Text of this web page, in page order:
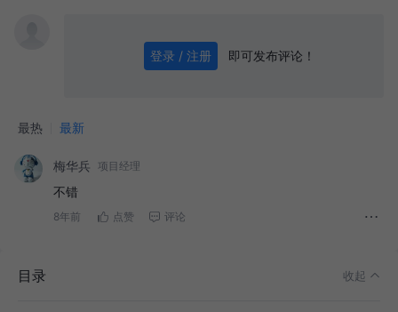
登录 / 注册 即可发布评论！
最热 最新
梅华兵 项目经理
不错
8年前 点赞 评论
目录 收起